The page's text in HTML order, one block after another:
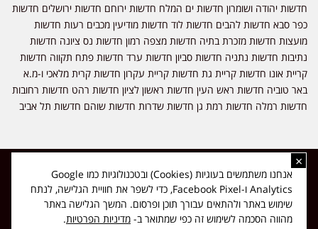
חדשות יהודה ושומרון חדשות ים המלח חדשות ירוחם חדשות ירושלים חדשות
כפר סבא חדשות להבים חדשות לוד חדשות מודיעין מכבים רעות חדשות
מועצות חדשות מזכרת בתיה חדשות מצפה רמון חדשות נס ציונה חדשות
נתיבות חדשות נתניה חדשות סביון חדשות ערד חדשות פתח תקווה חדשות
קריית אונו חדשות קריית גת חדשות קריית עקרון חדשות קרית מלאכי ו-מ.א
באר טוביה חדשות ראש העין חדשות ראשון לציון חדשות רהט חדשות רחובות
חדשות רמלה חדשות רמת גן חדשות שדרות חדשות שוהם חדשות תל אביב
כל הזכויות שמורות ל-ליזה ללוצאשווילי - חדשות אפס שמונה - דיווחים בזמן
אמת, נוסד בשנת 2019 | טל' לפרסומים 054-9759222 מייל מערכת
news08.net@gmail.com
Made with ❤ byDIGITA
×
אנחנו משתמשים בעוגיות (Cookies) ובטכנולוגיות כמו Google
Analytics ו-Facebook Pixel, כדי לשפר את חוויית הגלישה, לנתח
שימוש באתר ולהתאים עבורך תוכן ופרסום. המשך הגלישה באתר
מהווה הסכמה לשימוש זה כפי שמתואר ב- מדיניות הפרטיות.